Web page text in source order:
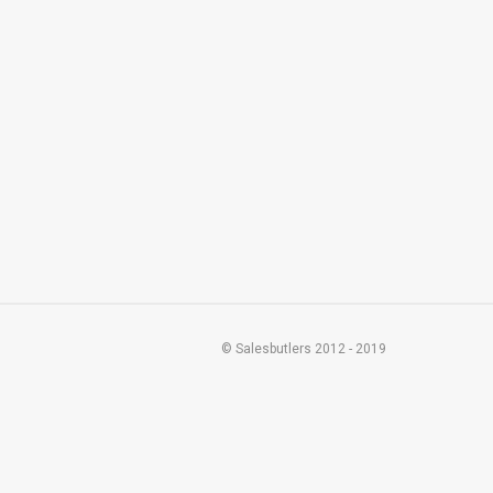
© Salesbutlers 2012 - 2019